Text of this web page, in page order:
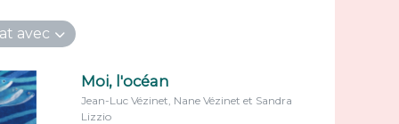
avec
Moi, l'océan
Jean-Luc Vézinet, Nane Vézinet et Sandra
Lizzio